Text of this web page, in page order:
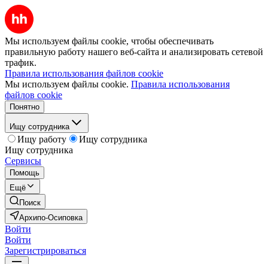
Мы используем файлы cookie, чтобы обеспечивать
правильную работу нашего веб-сайта и анализировать сетевой
трафик.
Правила использования файлов cookie
Мы используем файлы cookie. Правила использования
файлов cookie
Понятно
Ищу сотрудника
Ищу работу
Ищу сотрудника
Ищу сотрудника
Сервисы
Помощь
Ещё
Поиск
Архипо-Осиповка
Войти
Войти
Зарегистрироваться